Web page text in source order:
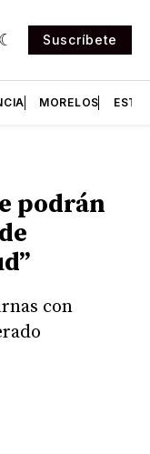
Suscríbete
MORELOS
podrán
con